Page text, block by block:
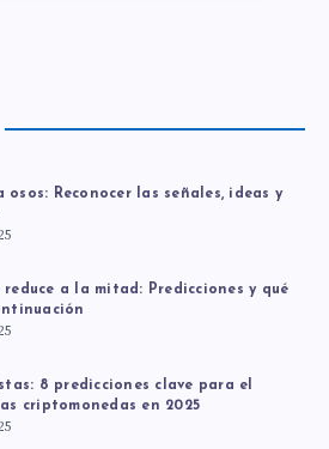
osos: Reconocer las señales, ideas y
reduce a la mitad: Predicciones y qué
8 predicciones clave para el
criptomonedas en 2025